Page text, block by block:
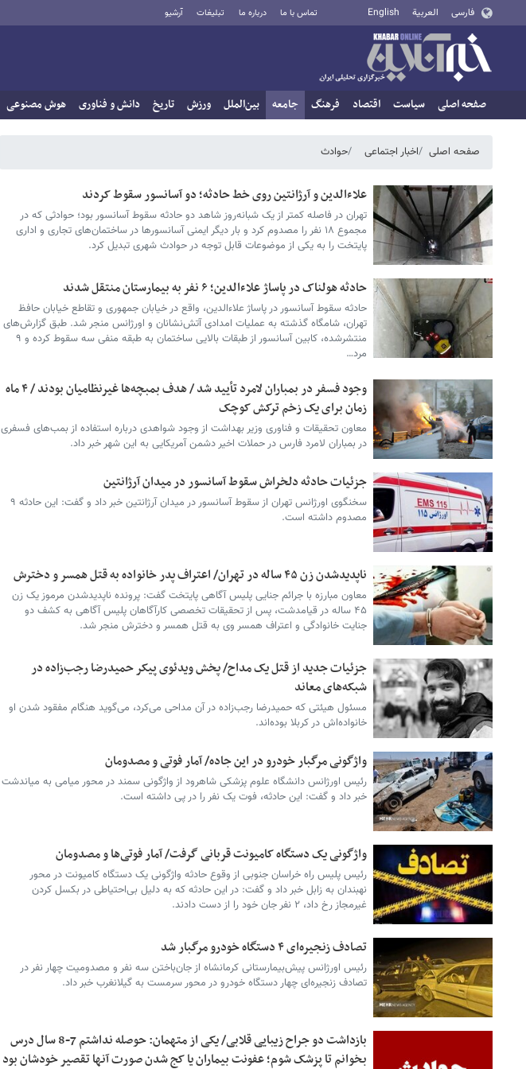
فارسی العربية English تماس با ما درباره ما تبلیغات آرشیو
صفحه اصلی سیاست اقتصاد فرهنگ جامعه بین‌الملل ورزش تاریخ دانش و فناوری هوش مصنوعی
صفحه اصلی اخبار اجتماعی حوادث
علاءالدین و آرژانتین روی خط حادثه؛ دو آسانسور سقوط کردند
تهران در فاصله کمتر از یک شبانه‌روز شاهد دو حادثه سقوط آسانسور بود؛ حوادثی که در
مجموع ۱۸ نفر را مصدوم کرد و بار دیگر ایمنی آسانسورها در ساختمان‌های تجاری و اداری
پایتخت را به یکی از موضوعات قابل توجه در حوادث شهری تبدیل کرد.
حادثه هولناک در پاساژ علاءالدین؛ ۶ نفر به بیمارستان منتقل شدند
حادثه سقوط آسانسور در پاساژ علاءالدین، واقع در خیابان جمهوری و تقاطع خیابان حافظ
تهران، شامگاه گذشته به عملیات امدادی آتش‌نشانان و اورژانس منجر شد. طبق گزارش‌های
منتشرشده، کابین آسانسور از طبقات بالایی ساختمان به طبقه منفی سه سقوط کرده و ۹
مرد…
وجود فسفر در بمباران لامرد تأیید شد / هدف بمبچه‌ها غیرنظامیان بودند / ۴ ماه
زمان برای یک زخم ترکش کوچک
معاون تحقیقات و فناوری وزیر بهداشت از وجود شواهدی درباره استفاده از بمب‌های فسفری
در بمباران لامرد فارس در حملات اخیر دشمن آمریکایی به این شهر خبر داد.
جزئیات حادثه دلخراش سقوط آسانسور در میدان آرژانتین
سخنگوی اورژانس تهران از سقوط آسانسور در میدان آرژانتین خبر داد و گفت: این حادثه ۹
مصدوم داشته است.
ناپدیدشدن زن ۴۵ ساله در تهران/ اعتراف پدر خانواده به قتل همسر و دخترش
معاون مبارزه با جرائم جنایی پلیس آگاهی پایتخت گفت: پرونده ناپدیدشدن مرموز یک زن
۴۵ ساله در قیامدشت، پس از تحقیقات تخصصی کارآگاهان پلیس آگاهی به کشف دو
جنایت خانوادگی و اعتراف همسر وی به قتل همسر و دخترش منجر شد.
جزئیات جدید از قتل یک مداح/ پخش ویدئوی پیکر حمیدرضا رجب‌زاده در
شبکه‌های معاند
مسئول هیئتی که حمیدرضا رجب‌زاده در آن مداحی می‌کرد، می‌گوید هنگام مفقود شدن او
خانواده‌اش در کربلا بوده‌اند.
واژگونی مرگبار خودرو در این جاده/ آمار فوتی و مصدومان
رئیس اورژانس دانشگاه علوم پزشکی شاهرود از واژگونی سمند در محور میامی به میاندشت
خبر داد و گفت: این حادثه، فوت یک نفر را در پی داشته است.
واژگونی یک دستگاه کامیونت قربانی گرفت/ آمار فوتی‌ها و مصدومان
رئیس پلیس راه خراسان جنوبی از وقوع حادثه واژگونی یک دستگاه کامیونت در محور
نهبندان به زابل خبر داد و گفت: در این حادثه که به دلیل بی‌احتیاطی در بکسل کردن
غیرمجاز رخ داد، ۲ نفر جان خود را از دست دادند.
تصادف زنجیره‌ای ۴ دستگاه خودرو مرگبار شد
رئیس اورژانس پیش‌بیمارستانی کرمانشاه از جان‌باختن سه نفر و مصدومیت چهار نفر در
تصادف زنجیره‌ای چهار دستگاه خودرو در محور سرمست به گیلانغرب خبر داد.
بازداشت دو جراح زیبایی قلابی/ یکی از متهمان: حوصله نداشتم 7-8 سال درس
بخوانم تا پزشک شوم؛ عفونت بیماران یا کج شدن صورت آنها تقصیر خودشان بود